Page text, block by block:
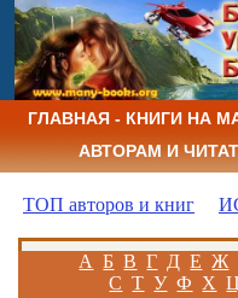
ГЛАВНАЯ - КНИГИ НА
АВТОРАМ И
ТОП авторов и книг
А Б В Г Д Е Ж
С Т У Ф Х Ц